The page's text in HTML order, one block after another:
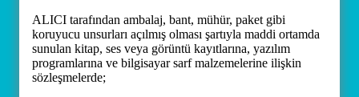
ALICI tarafından ambalaj, bant, mühür, paket gibi
koruyucu unsurları açılmış olması şartıyla maddi ortamda
sunulan kitap, ses veya görüntü kayıtlarına, yazılım
programlarına ve bilgisayar sarf malzemelerine ilişkin
sözleşmelerde;